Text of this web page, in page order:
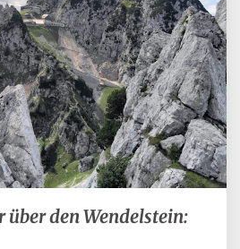
den Wendelstein: